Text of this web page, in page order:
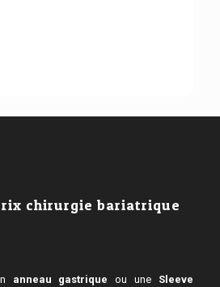
chirurgie bariatrique
anneau gastrique ou une Sleeve